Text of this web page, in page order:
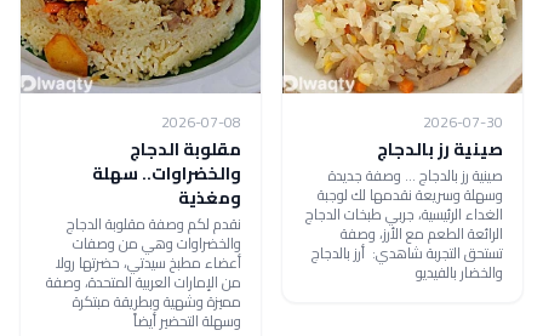
2026-07-30
صينية رز بالدجاج
صينية رز بالدجاج ... وصفة جديدة
وسهلة وسريعة نقدمها لك لوجبة
الغداء الرئيسية، جربي طبخات الدجاج
الرائعة الطعم مع الأرز، وصفة
تستحق التجربة شاهدي: أرز بالدجاج
والخضار بالفيديو
2026-07-08
مقلوبة الدجاج
والخضراوات.. سهلة
ومغذية
نقدم لكم وصفة مقلوبة الدجاج
والخضراوات وهي من وصفات
أعضاء مطبخ سيدتي، حضرتها رولا
من الإمارات العربية المتحدة، وصفة
مميزة وشهية وبطريقة مبتكرة
وسهلة التحضير أيضاً